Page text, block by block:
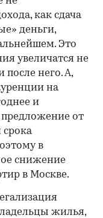
как сдача
деньги,
Это
увеличатся не
после него. А,
на
и
от
срока
в
снижение
в Москве.
жилья,